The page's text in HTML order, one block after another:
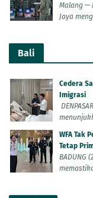
Malang —
Jaya
Bali
Cedera
Imigrasi
WFA Tak
Tetap
BADUNG